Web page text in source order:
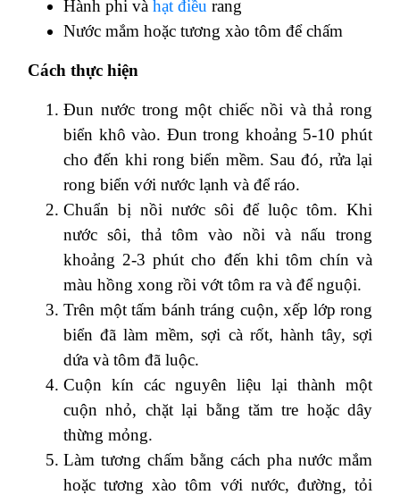
Hành phi và hạt điều rang
Nước mắm hoặc tương xào tôm để chấm
Cách thực hiện
Đun nước trong một chiếc nồi và thả rong
biển khô vào. Đun trong khoảng 5-10 phút
cho đến khi rong biển mềm. Sau đó, rửa lại
rong biển với nước lạnh và để ráo.
Chuẩn bị nồi nước sôi để luộc tôm. Khi
nước sôi, thả tôm vào nồi và nấu trong
khoảng 2-3 phút cho đến khi tôm chín và
màu hồng xong rồi vớt tôm ra và để nguội.
Trên một tấm bánh tráng cuộn, xếp lớp rong
biển đã làm mềm, sợi cà rốt, hành tây, sợi
dứa và tôm đã luộc.
Cuộn kín các nguyên liệu lại thành một
cuộn nhỏ, chặt lại bằng tăm tre hoặc dây
thừng mỏng.
Làm tương chấm bằng cách pha nước mắm
hoặc tương xào tôm với nước, đường, tỏi